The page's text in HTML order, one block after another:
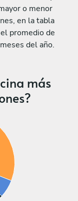
o menor
en la tabla
promedio de
del año.
más